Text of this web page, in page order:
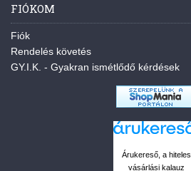
FIÓKOM
Fiók
Rendelés követés
GY.I.K. - Gyakran ismétlődő kérdések
Árukereső, a hiteles
vásárlási kalauz